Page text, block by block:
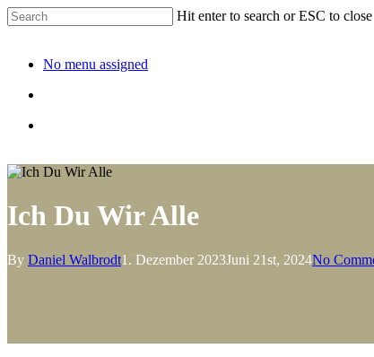
Hit enter to search or ESC to close
No menu assigned
Ich Du Wir Alle
By Daniel Walbrodt1. Dezember 2023Juni 21st, 2024No